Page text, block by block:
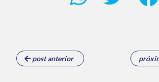
post anterior